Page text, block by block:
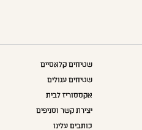
שטיחים קלאסיים
שטיחים עגולים
אקססוריז לבית
יצירת קשר וסניפים
כותבים עלינו